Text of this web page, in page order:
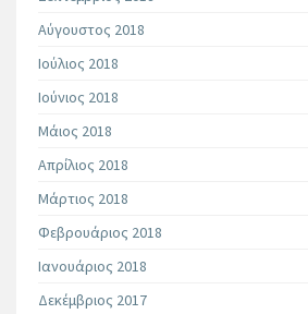
Αύγουστος 2018
Ιούλιος 2018
Ιούνιος 2018
Μάιος 2018
Απρίλιος 2018
Μάρτιος 2018
Φεβρουάριος 2018
Ιανουάριος 2018
Δεκέμβριος 2017